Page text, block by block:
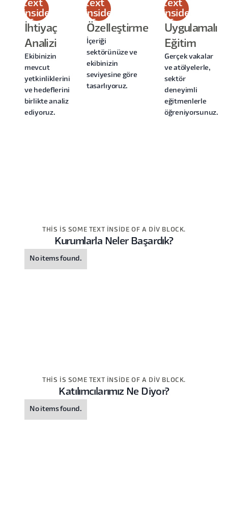
text
inside
of a
div
block.
İhtiyaç
Analizi
Ekibinizin
mevcut
yetkinliklerini
ve hedeflerini
birlikte analiz
ediyoruz.
text
inside
of a
div
block.
Özelleştirme
İçeriği
sektörünüze ve
ekibinizin
seviyesine göre
tasarlıyoruz.
text
inside
of a
div
block.
Uygulamalı
Eğitim
Gerçek vakalar
ve atölyelerle,
sektör
deneyimli
eğitmenlerle
öğreniyorsunuz.
THIS IS SOME TEXT INSIDE OF A DIV BLOCK.
Kurumlarla Neler Başardık?
No items found.
THIS IS SOME TEXT INSIDE OF A DIV BLOCK.
Katılımcılarımız Ne Diyor?
No items found.